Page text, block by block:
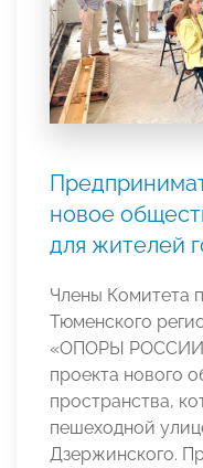
новое
для жителей
Члены Комитета
Тюменского
«ОПОРЫ РОССИИ»
проекта нового
пространства,
пешеходной
Дзержинского.